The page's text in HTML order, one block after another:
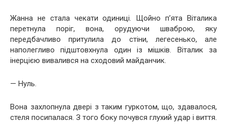
Жанна не стала чекати одиниці. Щойно п’ята Віталика
перетнула поріг, вона, орудуючи шваброю, яку
передбачливо притулила до стіни, легесенько, але
наполегливо підштовхнула один із мішків. Віталик за
інерцією вивалився на сходовий майданчик.
— Нуль.
Вона захлопнула двері з таким гуркотом, що, здавалося,
стеля посипалася. З того боку почувся глухий удар і виття.